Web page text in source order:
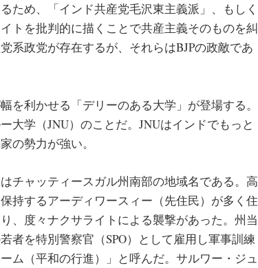
ため、「インド共産党毛沢東主義派」、もしく
トを批判的に描くことで共産主義そのものを糾
系政党が存在するが、それらはBJPの政敵であ
利かせる「デリーのある大学」が登場する。
大学（JNU）のことだ。JNUはインドでもっと
の勢力が強い。
チャッティースガル州南部の地域名である。高
持するアーディワースィー（先住民）が多く住
、度々ナクサライトによる襲撃があった。州当
者を特別警察官（SPO）として雇用し軍事訓練
ム（平和の行進）」と呼んだ。サルワー・ジュ